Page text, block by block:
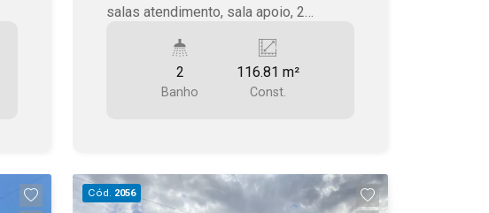
salas atendimento, sala apoio, 2
Terreno 177m2, Construção 116m2 >>>
Valor R$ 450.000 >>> Informações (19)
3623.4583 ou 99266.1663 >>> Martins
2
Banho
116.81 m²
Const.
Cód. 2056